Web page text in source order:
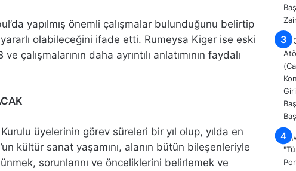
yapılmış önemli çalışmalar bulunduğunu belirtip
olabileceğini ifade etti. Rumeysa Kiger ise eski
çalışmalarının daha ayrıntılı anlatımının faydalı
üyelerinin görev süreleri bir yıl olup, yılda en
kültür sanat yaşamını, alanın bütün bileşenleriyle
sorunlarını ve önceliklerini belirlemek ve